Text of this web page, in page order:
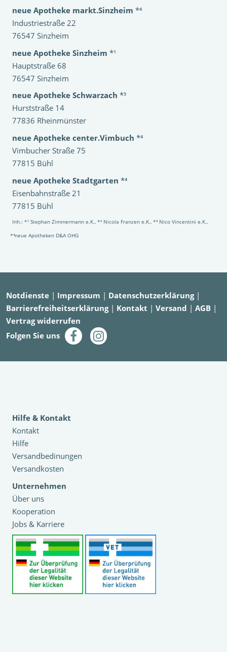
neue Apotheke markt.Sinzheim *⁴
Industriestraße 22
76547 Sinzheim
neue Apotheke Sinzheim *¹
Hauptstraße 68
76547 Sinzheim
neue Apotheke Schwarzach *³
Hurststraße 14
77836 Rheinmünster
neue Apotheke center.Vimbuch *⁴
Vimbucher Straße 75
77815 Bühl
neue Apotheke Stadtgarten *⁴
Eisenbahnstraße 21
77815 Bühl
Inh.: *¹ Stephan Zimmermann e.K., *² Nicola Franzen e.K., *³ Nico Vincentini e.K.,
*⁴neue Apotheken D&A OHG
Notdienste | Impressum | Datenschutzerklärung|
Barrierefreiheitserklärung| Kontakt | Versand | AGB |
Vertrag widerrufen
Folgen Sie uns
Hilfe & Kontakt
Kontakt
Hilfe
Versandbedinungen
Versandkosten
Unternehmen
Über uns
Kooperation
Jobs & Karriere